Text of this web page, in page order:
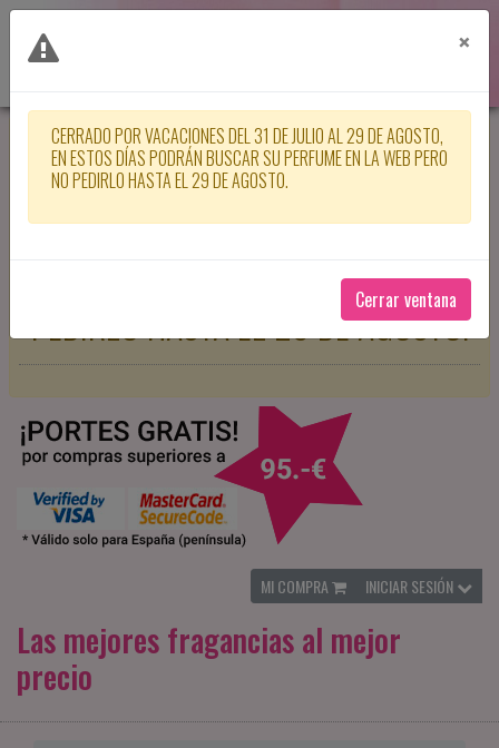
CERRADO POR VACACIONES DEL 31
DE JULIO AL 29 DE AGOSTO, EN
ESTOS DÍAS PODRÁN BUSCAR SU
PERFUME EN LA WEB PERO NO
PEDIRLO HASTA EL 29 DE AGOSTO.
MI COMPRA INICIAR SESIÓN
Las mejores fragancias al mejor
precio
×
CERRADO POR VACACIONES DEL 31 DE JULIO AL 29 DE AGOSTO,
EN ESTOS DÍAS PODRÁN BUSCAR SU PERFUME EN LA WEB PERO
NO PEDIRLO HASTA EL 29 DE AGOSTO.
Cerrar ventana